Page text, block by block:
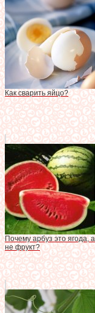
Как сварить яйцо?
Почему арбуз это ягода, а
не фрукт?